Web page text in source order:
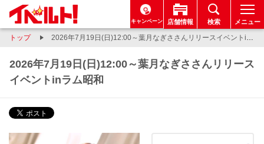
キャンペーン 店舗情報 検索 メニュー
トップ 2026年7月19日(日)12:00～葉月なぎささんリリースイベントinラム昭和
2026年7月19日(日)12:00～葉月なぎささんリリース
イベントinラム昭和